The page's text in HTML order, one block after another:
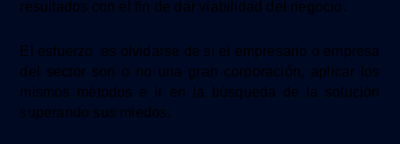
resultados con el fin de darviabilidad del negocio.
El esfuerzo es olvid arse de si el empresario o empresa
del sector son o no una gran corporación, aplicar los
mismos métodos e ir en la búsqueda de la solución
superando sus miedos.